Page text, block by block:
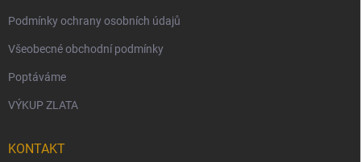
Podmínky ochrany osobních údajů
Všeobecné obchodní podmínky
Poptáváme
VÝKUP ZLATA
KONTAKT